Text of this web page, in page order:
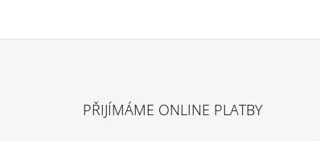
PŘIJÍMÁME ONLINE PLATBY